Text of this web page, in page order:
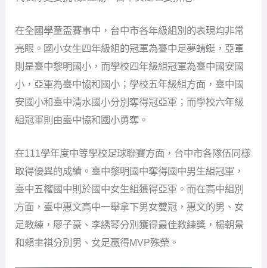
小，亞軍為臺中協和國小；學校五年級組方面，臺中國
在111學年度中等學校足球聯賽方面，台中市各隊伍同樣
取得優異的成績。臺中黎明國中奪得國中男生組冠軍，
臺中五權國中則於國中女生組獲得亞軍。而在高中組別
方面，臺中惠文高中一舉拿下男女雙冠，惠文的男、女